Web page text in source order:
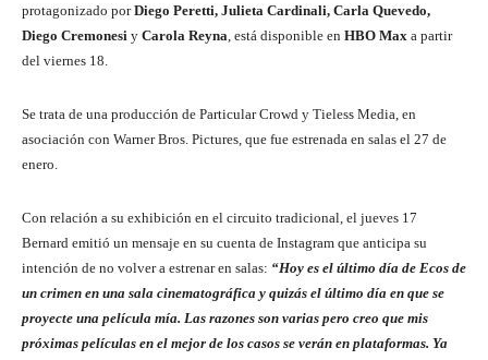
protagonizado porDiego Peretti, Julieta Cardinali, Carla Quevedo,
Diego Cremonesi y Carola Reyna , está disponible en HBO Max a partir
del viernes 18.
Se trata de una producción de Particular Crowd y Tieless Media, en
asociación con Warner Bros. Pictures, que fue estrenada en salas el 27 de
enero.
Con relación a su exhibición en el circuito tradicional, el jueves 17
Bernard emitió un mensaje en su cuenta de Instagram que anticipa su
intención de no volver a estrenar en salas: “Hoy es el último día de Ecos de
un crimen en una sala cinematográfica y quizás el último día en que se
proyecte una película mía. Las razones son varias pero creo que mis
próximas películas en el mejor de los casos se verán en plataformas. Ya